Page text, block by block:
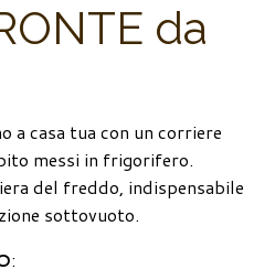
da
a casa tua con un corriere
messi in frigorifero.
del freddo, indispensabile
sottovuoto.
: